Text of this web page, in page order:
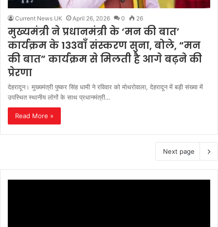
Current News UK April 26, 2026 0 26
मुख्यमंत्री ने प्रधानमंत्री के ‘मन की बात’
कार्यक्रम के 133वाँ संस्करण सुना, बोले, “मन
की बात” कार्यक्रम से मिलती है आगे बढ़ने की
प्रेरणा
देहरादून। मुख्यमंत्री पुष्कर सिंह धामी ने रविवार को मोथरोवाला, देहरादून में बड़ी संख्या में
उपस्थित स्थानीय लोगों के साथ प्रधानमंत्री…
Read More »
Next page